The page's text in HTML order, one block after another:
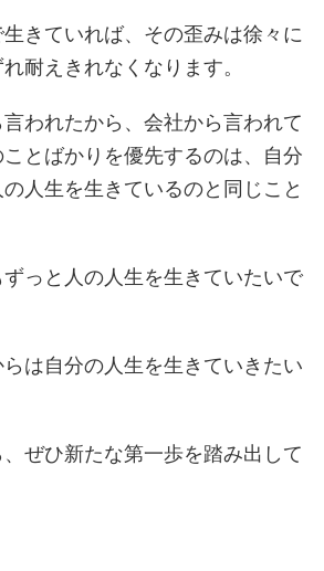
きていれば、その歪みは徐々に
耐えきれなくなります。
われたから、会社から言われて
とばかりを優先するのは、自分
人生を生きているのと同じこと
っと人の人生を生きていたいで
は自分の人生を生きていきたい
ぜひ新たな第一歩を踏み出して